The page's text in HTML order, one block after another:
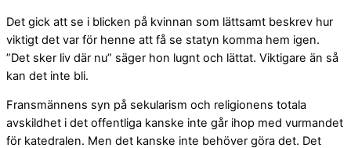
Det gick att se i blicken på kvinnan som lättsamt beskrev hur
viktigt det var för henne att få se statyn komma hem igen.
”Det sker liv där nu” säger hon lugnt och lättat. Viktigare än så
kan det inte bli.
Fransmännens syn på sekularism och religionens totala
avskildhet i det offentliga kanske inte går ihop med vurmandet
för katedralen. Men det kanske inte behöver göra det. Det